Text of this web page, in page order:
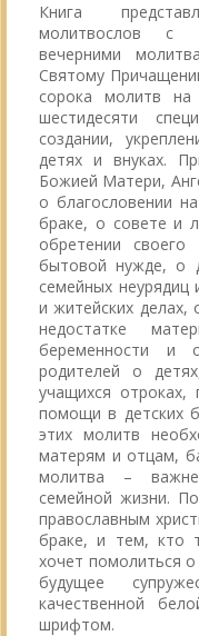
Книга
молитвослов с
вечерними
Святому
сорока молитв
шестидесяти
создании,
детях и внуках.
Божией Матери,
о благословении
браке, о совете и
обретении
бытовой нужде, о
семейных
и житейских делах,
недостатке
беременности
родителей о
учащихся отроках,
помощи в детских
этих молитв
матерям и отцам,
молитва –
семейной жизни.
православным
браке, и тем, кто
хочет помолиться
будущее
качественной
шрифтом.